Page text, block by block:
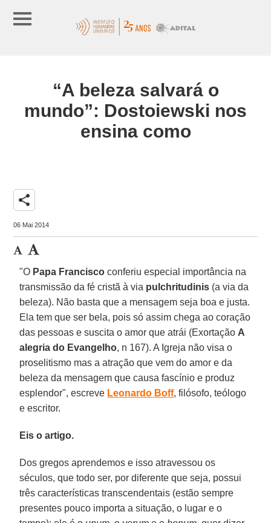
“A beleza salvará o
mundo”: Dostoiewski nos
ensina como
share
06 Mai 2014
"O Papa Francisco conferiu especial importância na
transmissão da fé cristã à via pulchritudinis (a via da
beleza). Não basta que a mensagem seja boa e justa.
Ela tem que ser bela, pois só assim chega ao coração
das pessoas e suscita o amor que atrái (Exortação A
alegria do Evangelho, n 167). A Igreja não visa o
proselitismo mas a atração que vem do amor e da
beleza da mensagem que causa fascínio e produz
esplendor", escreve Leonardo Boff, filósofo, teólogo
e escritor.
Eis o artigo.
Dos gregos aprendemos e isso atravessou os
séculos, que todo ser, por diferente que seja, possui
três características transcendentais (estão sempre
presentes pouco importa a situação, o lugar e o